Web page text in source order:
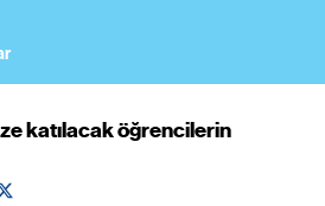
katılacak öğrencilerin